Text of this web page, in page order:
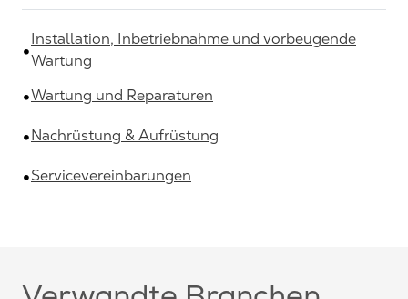
Installation, Inbetriebnahme und vorbeugende
Wartung
Wartung und Reparaturen
Nachrüstung & Aufrüstung
Servicevereinbarungen